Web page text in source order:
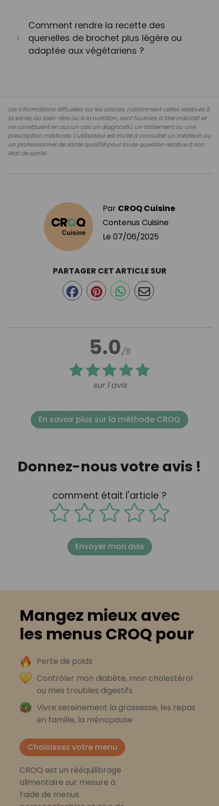
Comment rendre la recette des
quenelles de brochet plus légère ou
adaptée aux végétariens ?
Les informations diffusées sur les articles, notamment celles relatives à
la santé, au bien-être ou à la nutrition, sont fournies à titre indicatif et
ne constituent en aucun cas un diagnostic, un traitement ou une
prescription médicale. L'utilisateur est invité à consulter un médecin ou
un professionnel de santé qualifié pour toute question relative à son
état de santé.
Par CROQ Cuisine
Contenus Cuisine
Le 07/06/2025
5.0/5
sur 1 avis
PARTAGER CET ARTICLE SUR
En savoir plus sur la méthode CROQ
Donnez-nous votre avis !
comment était l'article ?
Envoyer mon avis
Mangez mieux avec
les menus CROQ pour
Perte de poids
Contrôler mon diabète, mon cholestérol
ou mes troubles digestifs
Vivre sereinement la grossesse, les repas
en famille, la ménopause
Choisissez votre menu
CROQ est un rééquilibrage
alimentaire sur mesure à
l’aide de menus